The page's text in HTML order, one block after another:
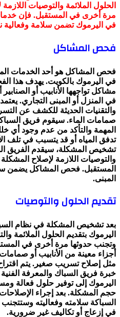
الحلول الملائمة والتوصيات
مرة أخرى في المستقبل. فإن
في اليرموك تضمن سلامة وفعالية
فحص المشاكل
فحص المشاكل هو أحد الخدمات
في اليرموك بالكويت. يهدف هذا
مشاكل تواجهها الأنابيب أو
في المنزل أو المبنى التجاري.
والتقنيات الحديثة للكشف عن
صمامات الماء. سيقوم فريق
المهمة والتأكد من عدم وجود أي
تدفق المياه أو قد يتسبب في تلف
تشخيص المشكلة، سيقدم الفريق
والتوصيات اللازمة لإصلاح
المستقبل. فحص المشاكل يضمن
المبنى.
تقديم الحلول والتوصيات
بعد تشخيص المشكلة في نظام
اليرموك بتقديم الحلول الملائمة
وتجنب حدوثها مرة أخرى في
أجزاء معينة من الأنابيب أو
مثل إصلاح تسريب صغير. يتم
خبرة فريق السباك والمعرفة
اليرموك إلى توفير حلول فعالة
حجم المشكلة. بعد إجراء
السباكة سلامته وفعاليته
في إزعاج أو تكاليف غير ضرورية.